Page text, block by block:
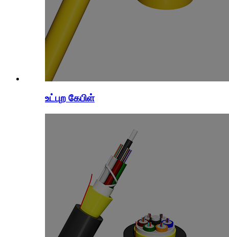
உட்புற கேபிள்